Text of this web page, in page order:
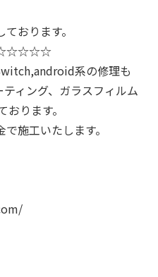
おります。
系の修理も
ィング、ガラスフィルム
おります。
施工いたします。